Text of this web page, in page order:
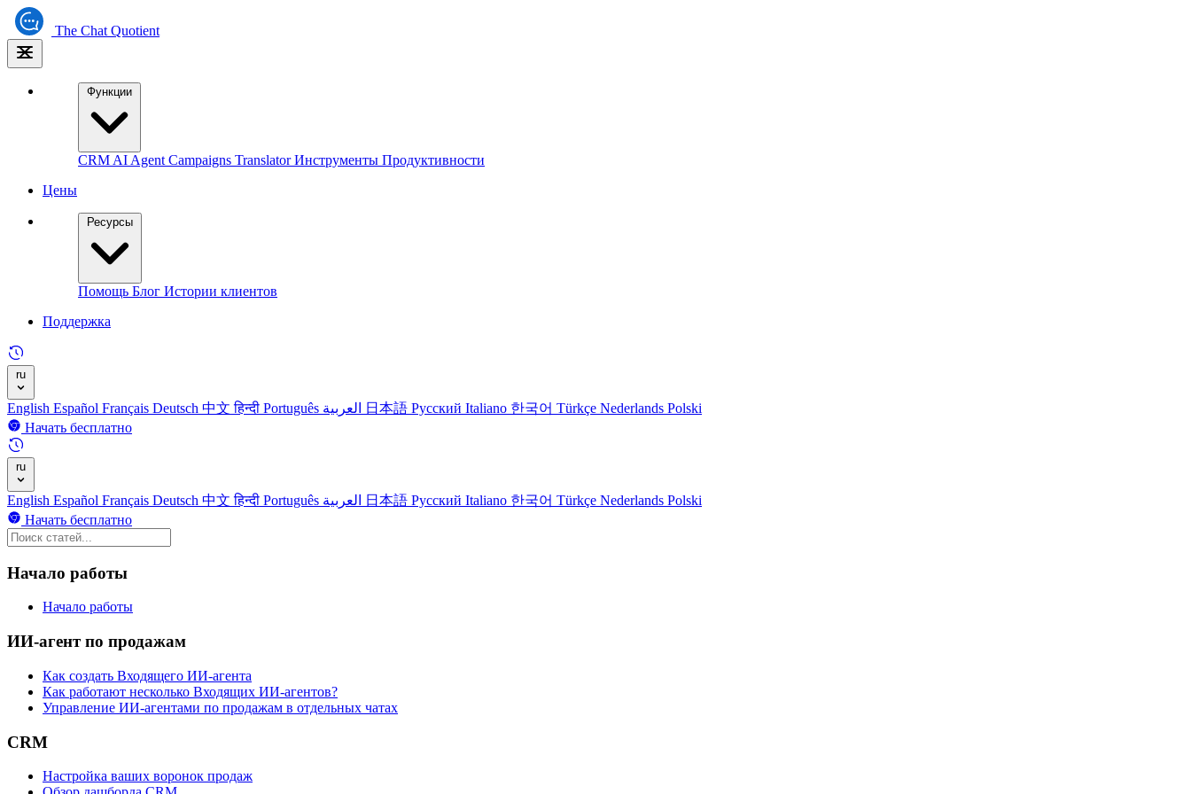
The Chat Quotient
Функции
CRM AI Agent Campaigns TranslatorИнструменты Продуктивности
Цены
Ресурсы
Помощь Блог Истории клиентов
Поддержка
ru
English Español Français Deutsch 中文हिन्दी Português 日本語 Русский Italiano 한국어 Türkçe Nederlands Polski
Начать бесплатно
ru
English Español Français Deutsch 中文हिन्दी Português 日本語 Русский Italiano 한국어 Türkçe Nederlands Polski
Начать бесплатно
Начало работы
Начало работы
ИИ-агент по продажам
Как создать Входящего ИИ-агента
Как работают несколько Входящих ИИ-агентов?
Управление ИИ-агентами по продажам в отдельных чатах
CRM
Настройка ваших воронок продаж